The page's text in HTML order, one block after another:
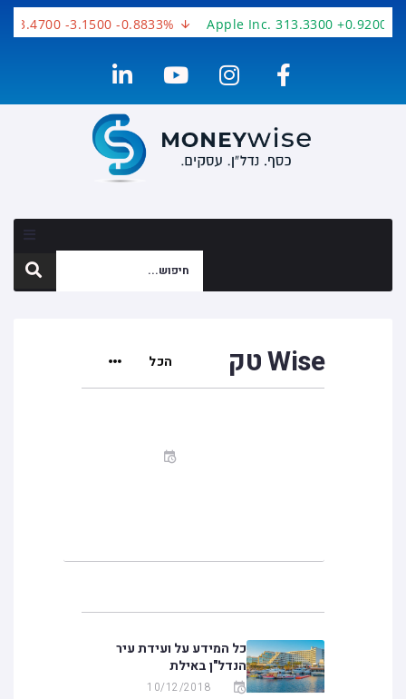
-3.1500 -0.8833% Apple Inc. 313.3300 +0.9200
Wise טק הכל
כל המידע על ועידת עיר
הנדל"ן באילת
10/12/2018